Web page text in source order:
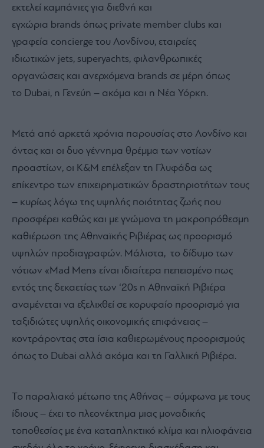
εκτελεί καμπάνιες για διεθνή και
εγχώρια brands όπως private member clubs και
γραφεία concierge του Λονδίνου, εταιρείες
ιδιωτικών jets, superyachts, φιλανθρωπικές
οργανώσεις και ανερχόμενα brands σε μέρη όπως
το Dubai, η Γενεύη – ακόμα και η Νέα Υόρκη.
Μετά από αρκετά χρόνια παρουσίας στο Λονδίνο και
όντας και οι δυο γέννημα θρέμμα των νοτίων
προαστίων, οι K&M επέλεξαν τη Γλυφάδα ως
επίκεντρο των επιχειρηματικών δραστηριοτήτων τους
– κυρίως λόγω της υψηλής ποιότητας ζωής που
προσφέρει καθώς και με γνώμονα τη μακροπρόθεσμη
καθιέρωση της Αθηναϊκής Ριβιέρας ως προορισμό
υψηλών προδιαγραφών. Μάλιστα, το δίδυμο των
νότιων «Mad Men» είναι ιδιαίτερα πεπεισμένο πως
εντός της δεκαετίας των ‘20s η Αθηναϊκή Ριβιέρα
αναμένεται να εξελιχθεί σε κορυφαίο προορισμό για
ταξιδιώτες υψηλής οικονομικής επιφάνειας –
κοντράροντας στα ίσια καθιερωμένους προορισμούς
όπως το Dubai αλλά ακόμα και τη Γαλλική Ριβιέρα.
Το παραλιακό μέτωπο της Αθήνας – σύμφωνα με τους
ίδιους – έχει το πλεονέκτημα μιας μοναδικής
τοποθεσίας με ένα καταπληκτικό κλίμα και ηλιοφάνεια